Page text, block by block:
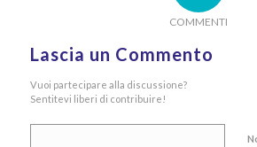
COMMENTI
Lascia un Commento
Vuoi partecipare alla discussione?
Sentitevi liberi di contribuire!